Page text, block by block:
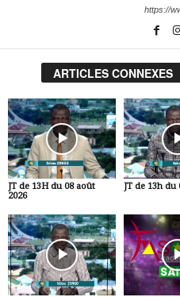
https://
ARTICLES CONNEXES
JT de 13H du 08 août
2026
JT de 13h du